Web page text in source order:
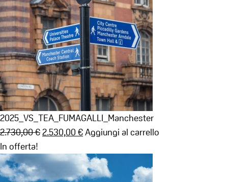
2025_VS_TEA_FUMAGALLI_Manchester
2.730,00€Il
originale
2.530,00 €Il
attuale
è:
Aggiungi al carrello
In offerta!